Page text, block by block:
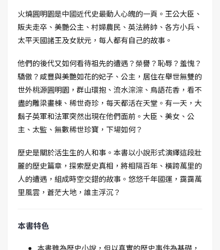
火燒圓明園是中國近代史最動人心魄的一頁。王公大臣、
販夫走卒、美艷公主、村婦農民、英法將帥、各方小兵、
太平天國諸王及女狀元，每人都有自己的故事。
他們的後代又如何看待祖先的遭遇？榮譽？恥辱？羞愧？
驕傲？咸豐與美艷如花的妃子、公主，居住在舉世無雙的
世外桃源圓明園，群山環抱、流水淙淙、鳥語花香，看不
盡的雕梁畫棟、稀世奇珍，每天都活在天堂。有一天，大
鬍子英軍和法軍突然出現在他們面前。大臣、美女、公
主、太監、無數稀世珍寶，下場如何？
歷史是關於活生生的人和事。本書以小說形式演繹這段壯
麗的歷史篇章，探索歷史真相，將相隔百年、橫跨萬里的
人的遭遇，組成時空交錯的故事。悠悠千年國運，靄靄萬
里風雲，蒼茫大地，誰主浮沉？
本書特色
本書雖為歷史小說，但以真實的歷史事件為基礎，